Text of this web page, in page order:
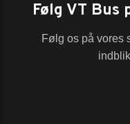
Følg VT Bus
Følg os på vores